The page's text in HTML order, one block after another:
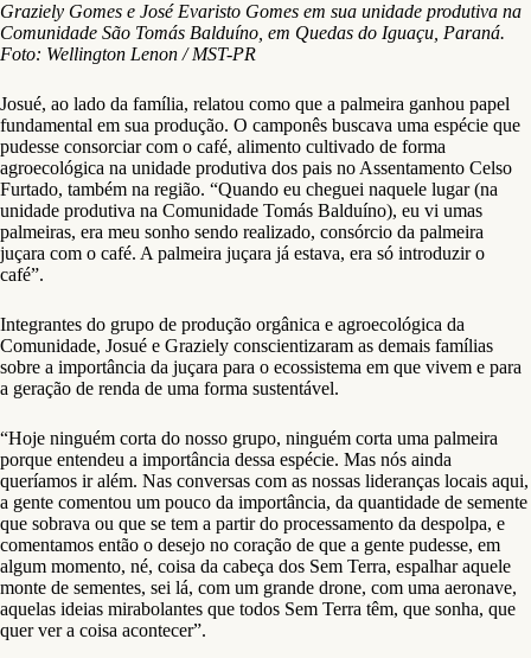
Graziely Gomes e José Evaristo Gomes em sua unidade produtiva na
Comunidade São Tomás Balduíno, em Quedas do Iguaçu, Paraná.
Foto: Wellington Lenon / MST-PR
Josué, ao lado da família, relatou como que a palmeira ganhou papel
fundamental em sua produção. O camponês buscava uma espécie que
pudesse consorciar com o café, alimento cultivado de forma
agroecológica na unidade produtiva dos pais no Assentamento Celso
Furtado, também na região. “Quando eu cheguei naquele lugar (na
unidade produtiva na Comunidade Tomás Balduíno), eu vi umas
palmeiras, era meu sonho sendo realizado, consórcio da palmeira
juçara com o café. A palmeira juçara já estava, era só introduzir o
café”.
Integrantes do grupo de produção orgânica e agroecológica da
Comunidade, Josué e Graziely conscientizaram as demais famílias
sobre a importância da juçara para o ecossistema em que vivem e para
a geração de renda de uma forma sustentável.
“Hoje ninguém corta do nosso grupo, ninguém corta uma palmeira
porque entendeu a importância dessa espécie. Mas nós ainda
queríamos ir além. Nas conversas com as nossas lideranças locais aqui,
a gente comentou um pouco da importância, da quantidade de semente
que sobrava ou que se tem a partir do processamento da despolpa, e
comentamos então o desejo no coração de que a gente pudesse, em
algum momento, né, coisa da cabeça dos Sem Terra, espalhar aquele
monte de sementes, sei lá, com um grande drone, com uma aeronave,
aquelas ideias mirabolantes que todos Sem Terra têm, que sonha, que
quer ver a coisa acontecer”.